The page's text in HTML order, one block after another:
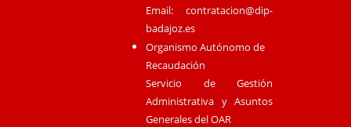
Email:contratacion@dip-
badajoz.es
Organismo Autónomo de
Recaudación
Servicio de Gestión
Administrativa y Asuntos
Generales del OAR